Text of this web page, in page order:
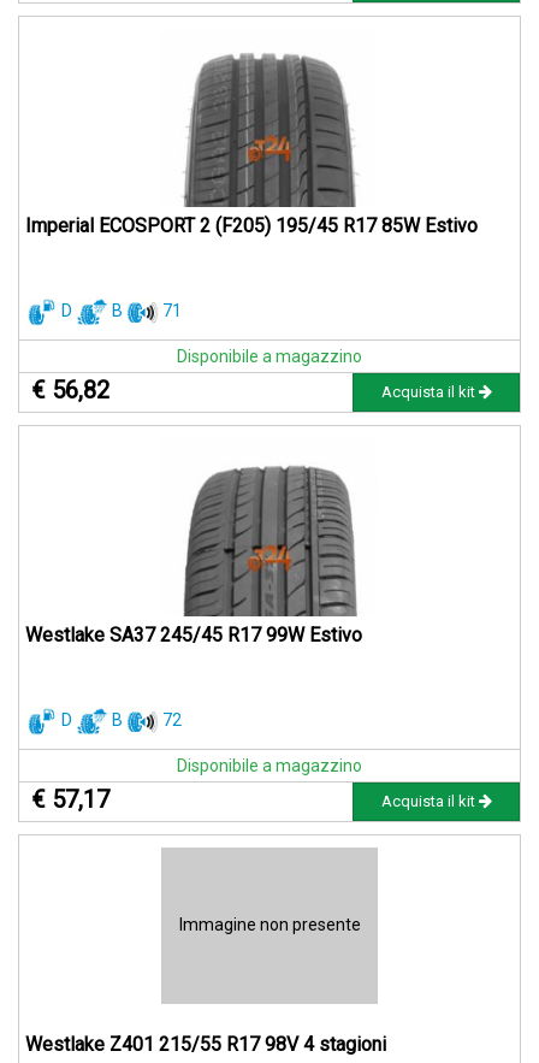
Imperial ECOSPORT 2 (F205) 195/45 R17 85W Estivo
D B 71
Disponibile a magazzino
€ 56,82 Acquista il kit
Westlake SA37 245/45 R17 99W Estivo
D B 72
Disponibile a magazzino
€ 57,17 Acquista il kit
Immagine non presente
Westlake Z401 215/55 R17 98V 4 stagioni